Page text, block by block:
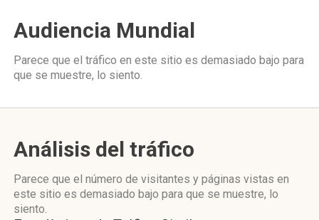
Audiencia Mundial
Parece que el tráfico en este sitio es demasiado bajo para
que se muestre, lo siento.
Análisis del tráfico
Parece que el número de visitantes y páginas vistas en
este sitio es demasiado bajo para que se muestre, lo
siento.